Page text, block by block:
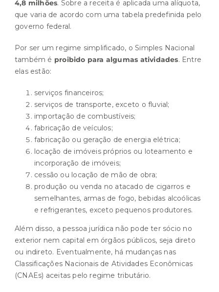
4,8 milhões. Sobre a receita é aplicada uma alíquota,
que varia de acordo com uma tabela predefinida pelo
governo federal.
Por ser um regime simplificado, o Simples Nacional
também é proibido para algumas atividades. Entre
elas estão:
serviços financeiros;
serviços de transporte, exceto o fluvial;
importação de combustíveis;
fabricação de veículos;
fabricação ou geração de energia elétrica;
locação de imóveis próprios ou loteamento e
incorporação de imóveis;
cessão ou locação de mão de obra;
produção ou venda no atacado de cigarros e
semelhantes, armas de fogo, bebidas alcoólicas
e refrigerantes, exceto pequenos produtores.
Além disso, a pessoa jurídica não pode ter sócio no
exterior nem capital em órgãos públicos, seja direto
ou indireto. Eventualmente, há mudanças nas
Classificações Nacionais de Atividades Econômicas
(CNAEs) aceitas pelo regime tributário.